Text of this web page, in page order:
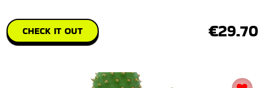
CHECK IT OUT €29.70